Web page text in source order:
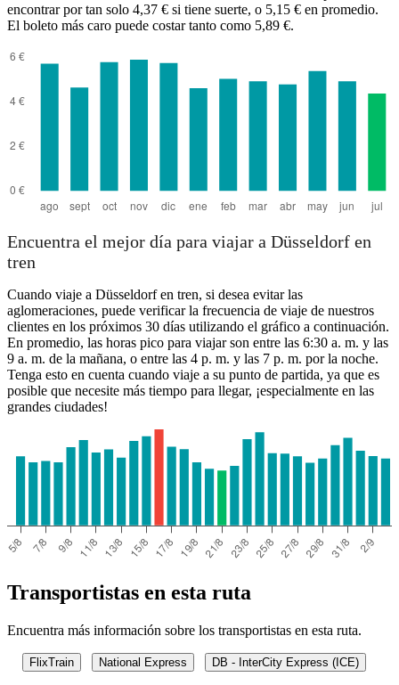
encontrar por tan solo 4,37 € si tiene suerte, o 5,15 € en promedio.
El boleto más caro puede costar tanto como 5,89 €.
Encuentra el mejor día para viajar a Düsseldorf en
tren
Cuando viaje a Düsseldorf en tren, si desea evitar las
aglomeraciones, puede verificar la frecuencia de viaje de nuestros
clientes en los próximos 30 días utilizando el gráfico a continuación.
En promedio, las horas pico para viajar son entre las 6:30 a. m. y las
9 a. m. de la mañana, o entre las 4 p. m. y las 7 p. m. por la noche.
Tenga esto en cuenta cuando viaje a su punto de partida, ya que es
posible que necesite más tiempo para llegar, ¡especialmente en las
grandes ciudades!
Transportistas en esta ruta
Encuentra más información sobre los transportistas en esta ruta.
FlixTrain National Express DB - InterCity Express (ICE)